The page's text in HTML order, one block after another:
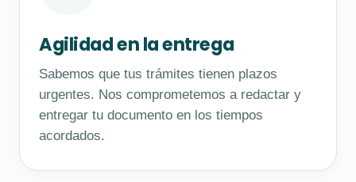
Agilidad en la entrega
Sabemos que tus trámites tienen plazos
urgentes. Nos comprometemos a redactar y
entregar tu documento en los tiempos
acordados.